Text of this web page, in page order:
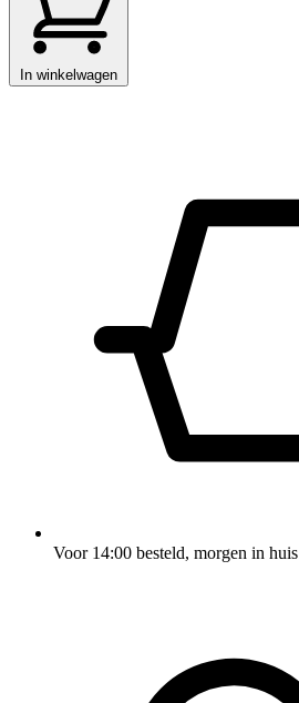
In winkelwagen
Voor 14:00 besteld, morgen in huis